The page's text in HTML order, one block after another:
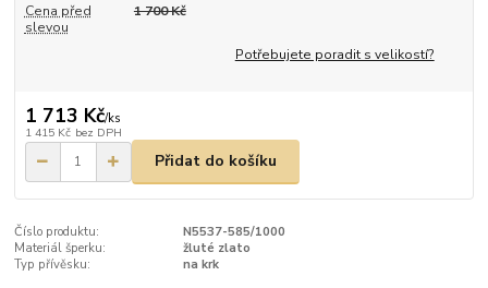
Cena před
slevou
1 700 Kč
Potřebujete poradit s velikostí?
1 713 Kč/ks
1 415 Kč bez DPH
Přidat do košíku
Číslo produktu:
N5537-585/1000
Materiál šperku:
žluté zlato
Typ přívěsku:
na krk